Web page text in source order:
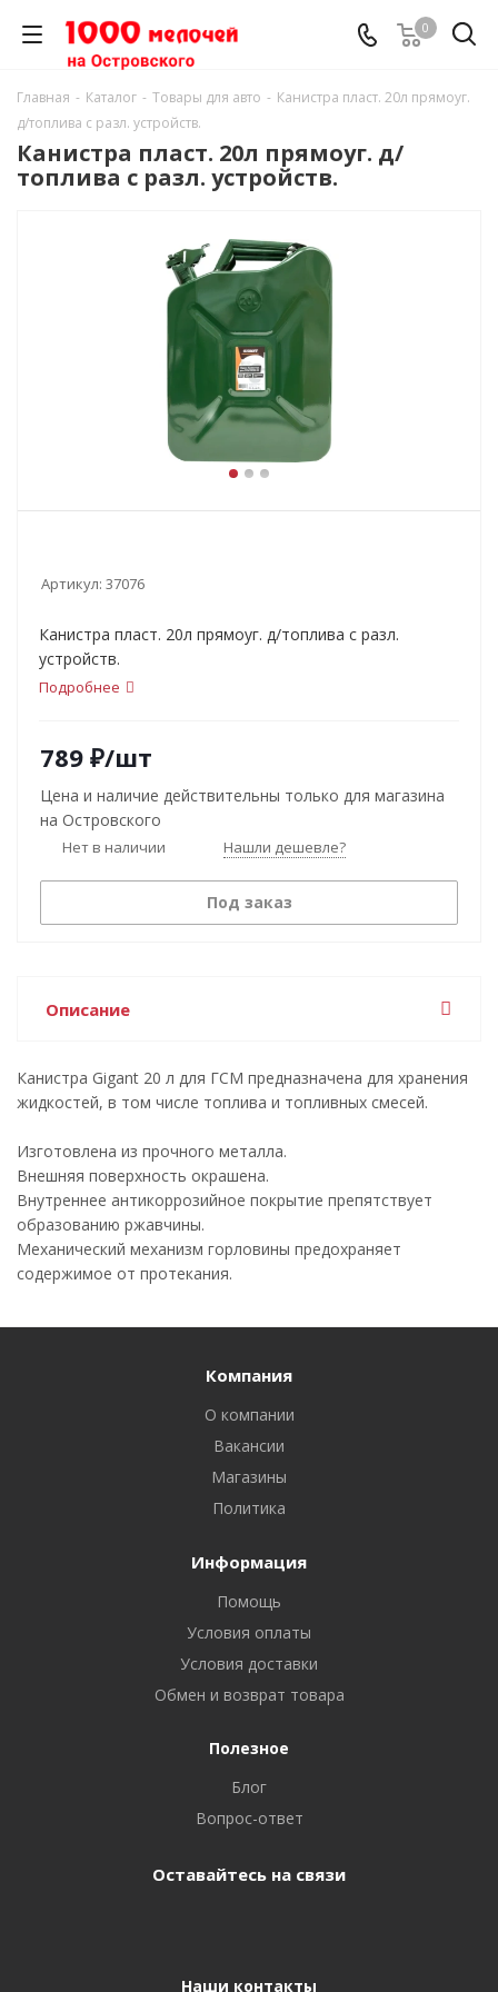
0
Главная - Каталог - Товары для авто - Канистра пласт. 20л прямоуг.
д/топлива с разл. устройств.
Канистра пласт. 20л прямоуг. д/
топлива с разл. устройств.
Артикул: 37076
Канистра пласт. 20л прямоуг. д/топлива с разл.
устройств.
Подробнее
789 ₽/шт
Цена и наличие действительны только для магазина
на Островского
Нет в наличии Нашли дешевле?
Под заказ
Описание
Канистра Gigant 20 л для ГСМ предназначена для хранения
жидкостей, в том числе топлива и топливных смесей.
Изготовлена из прочного металла.
Внешняя поверхность окрашена.
Внутреннее антикоррозийное покрытие препятствует
образованию ржавчины.
Механический механизм горловины предохраняет
содержимое от протекания.
Компания
О компании
Вакансии
Магазины
Политика
Информация
Помощь
Условия оплаты
Условия доставки
Обмен и возврат товара
Полезное
Блог
Вопрос-ответ
Оставайтесь на связи
Наши контакты